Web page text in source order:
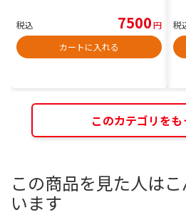
税込 7500円
カートに入れる
税
このカテゴリをも
この商品を見た人は
います